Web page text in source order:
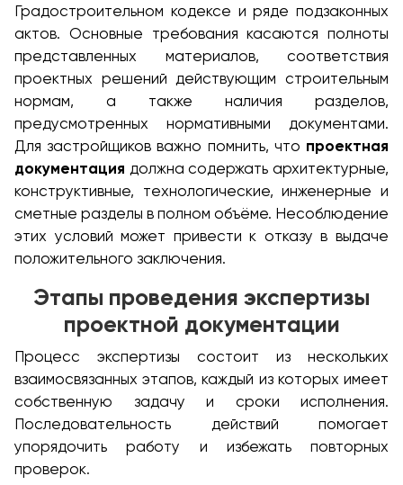
Градостроительном кодексе и ряде подзаконных
актов. Основные требования касаются полноты
представленных материалов, соответствия
проектных решений действующим строительным
нормам, а также наличия разделов,
предусмотренных нормативными документами.
Для застройщиков важно помнить, что проектная
документация должна содержать архитектурные,
конструктивные, технологические, инженерные и
сметные разделы в полном объёме. Несоблюдение
этих условий может привести к отказу в выдаче
положительного заключения.
Этапы проведения экспертизы
проектной документации
Процесс экспертизы состоит из нескольких
взаимосвязанных этапов, каждый из которых имеет
собственную задачу и сроки исполнения.
Последовательность действий помогает
упорядочить работу и избежать повторных
проверок.